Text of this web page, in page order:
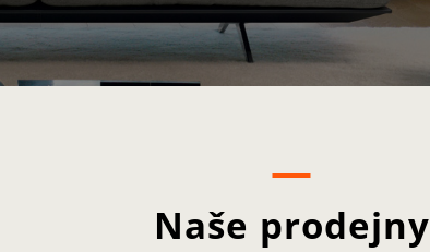
Naše prodejny